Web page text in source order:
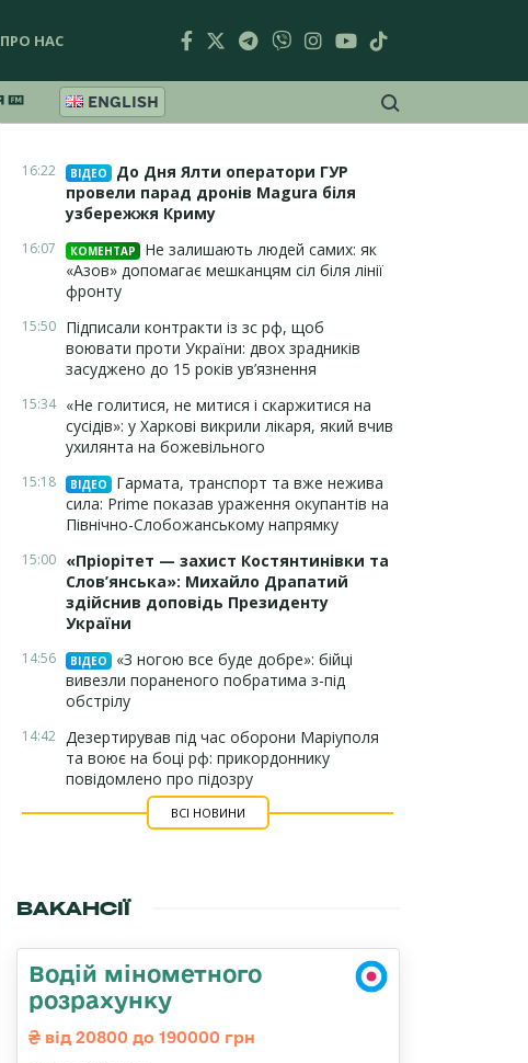
ПРО НАС
ENGLISH
16:22 ВІДЕО
До Дня Ялти оператори ГУР
провели парад дронів Magura біля
узбережжя Криму
16:07 КОМЕНТАР
Не залишають людей самих: як
«Азов» допомагає мешканцям сіл біля лінії
фронту
15:50 Підписали контракти із зс рф, щоб
воювати проти України: двох зрадників
засуджено до 15 років ув’язнення
15:34 «Не голитися, не митися і скаржитися на
сусідів»: у Харкові викрили лікаря, який вчив
ухилянта на божевільного
15:18 ВІДЕО
Гармата, транспорт та вже нежива
сила: Prime показав ураження окупантів на
Північно-Слобожанському напрямку
15:00 «Пріорітет — захист Костянтинівки та
Слов’янська»: Михайло Драпатий
здійснив доповідь Президенту
України
14:56 ВІДЕО
«З ногою все буде добре»: бійці
вивезли пораненого побратима з-під
обстрілу
14:42 Дезертирував під час оборони Маріуполя
та воює на боці рф: прикордоннику
повідомлено про підозру
ВСІ НОВИНИ
ВАКАНСІЇ
Водій мінометного
розрахунку
від 20800 до 190000 грн